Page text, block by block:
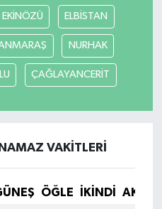
EKİNÖZÜ ELBİSTAN
NURHAK
ÇAĞLAYANCERİT
VAKITLERI
ÖĞLE İKINDI